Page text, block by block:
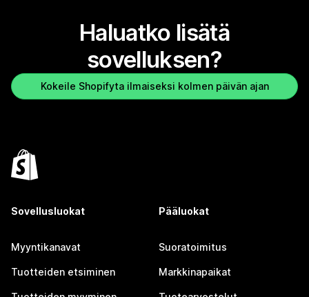
Haluatko lisätä
sovelluksen?
Kokeile Shopifyta ilmaiseksi kolmen päivän ajan
Sovellusluokat
Myyntikanavat
Tuotteiden etsiminen
Pääluokat
Suoratoimitus
Markkinapaikat